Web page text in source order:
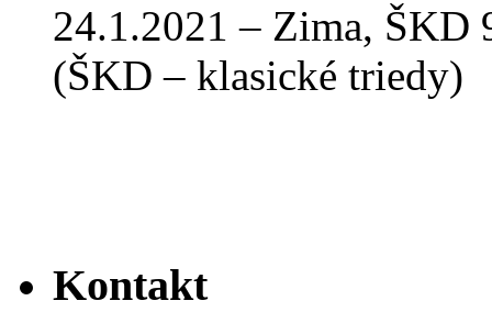
24.1.2021 – Zima, ŠKD
(ŠKD – klasické triedy)
Kontakt